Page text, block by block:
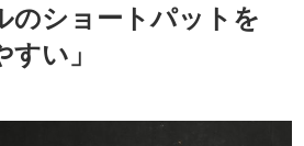
のショートパットを
い」